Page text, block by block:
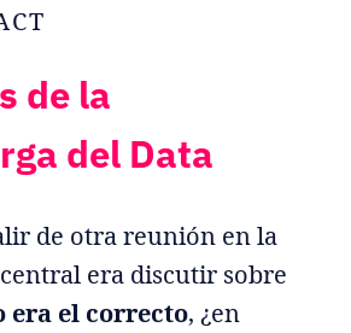
de la
del Data
de otra reunión en la
era discutir sobre
era el correcto, ¿en